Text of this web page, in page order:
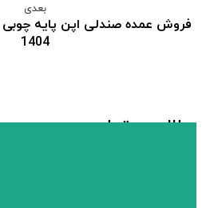
بعدی
1404
مطالب مرتبط ...